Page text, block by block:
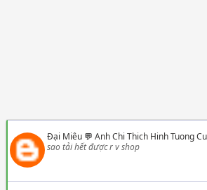
Đại Miêu💬 Anh Chi Thich Hinh Tuong
sao tải hết được r v shop